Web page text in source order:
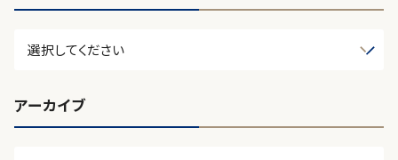
アーカイブ